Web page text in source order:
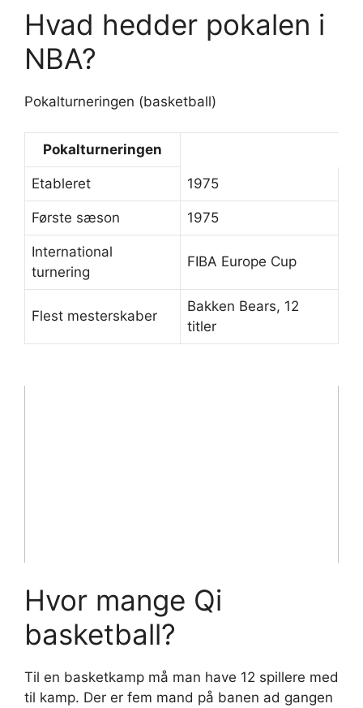
Hvad hedder pokalen i
NBA?
Pokalturneringen (basketball)
Pokalturneringen
Etableret 1975
Første sæson 1975
International
turnering
FIBA Europe Cup
Flest mesterskaber
Bakken Bears, 12
titler
Hvor mange Qi
basketball?
Til en basketkamp må man have 12 spillere med
til kamp. Der er fem mand på banen ad gangen